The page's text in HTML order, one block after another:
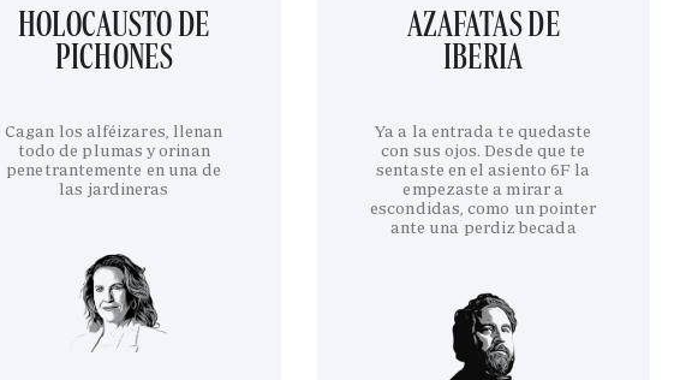
HOLOCAUSTO DE
PICHONES
Cagan los alféizares, llenan
todo de plumas y orinan
penetrantemente en una de
las jardineras
AZAFATAS DE
IBERIA
Ya a la entrada te quedaste
con sus ojos. Desde que te
sentaste en el asiento 6F la
empezaste a mirar a
escondidas, como un pointer
ante una perdiz becada